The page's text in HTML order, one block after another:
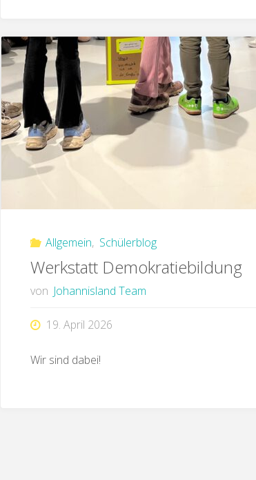
Allgemein, Schülerblog
Werkstatt Demokratiebildung
von Johannisland Team
19. April 2026
Wir sind dabei!